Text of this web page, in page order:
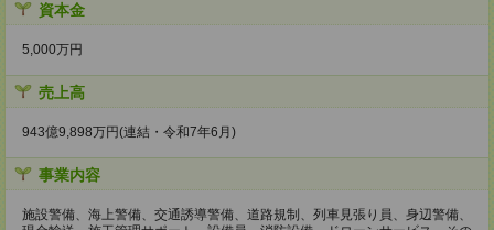
資本金
5,000万円
売上高
943億9,898万円(連結・令和7年6月)
事業内容
施設警備、海上警備、交通誘導警備、道路規制、列車見張り員、身辺警備、